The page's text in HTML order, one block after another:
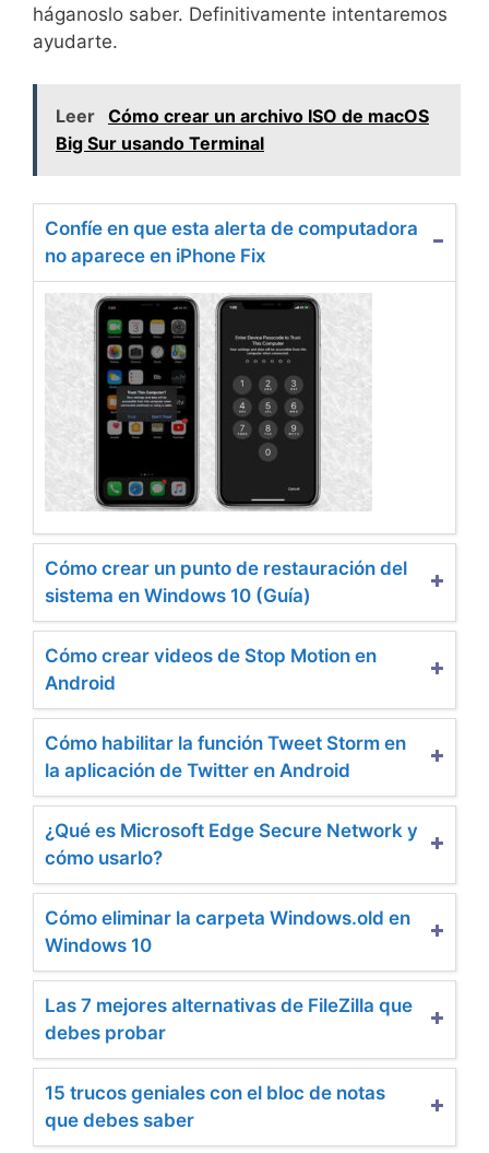
háganoslo saber. Definitivamente intentaremos
ayudarte.
Leer Cómo crear un archivo ISO de macOS
Big Sur usando Terminal
Confíe en que esta alerta de computadora
no aparece en iPhone Fix
Cómo crear un punto de restauración del
sistema en Windows 10 (Guía)
Cómo crear videos de Stop Motion en
Android
Cómo habilitar la función Tweet Storm en
la aplicación de Twitter en Android
¿Qué es Microsoft Edge Secure Network y
cómo usarlo?
Cómo eliminar la carpeta Windows.old en
Windows 10
Las 7 mejores alternativas de FileZilla que
debes probar
15 trucos geniales con el bloc de notas
que debes saber